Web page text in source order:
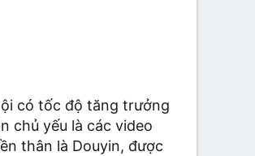
có tốc độ tăng trưởng
chủ yếu là các video
thân là Douyin, được